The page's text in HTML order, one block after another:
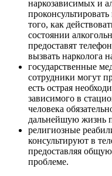
наркозависимых и
того, как
состоянии
предоставят
вызвать нарколога
государственные
сотрудники могут
есть острая
зависимого в
человека
дальнейшую жизнь
религиозные
консультируют в
предоставляя
проблеме.